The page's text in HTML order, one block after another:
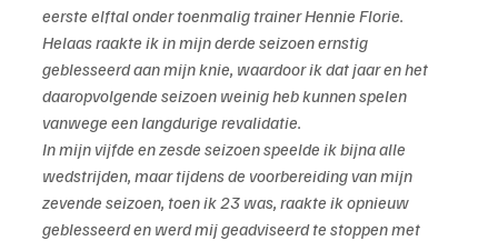
eerste elftal onder toenmalig trainer Hennie Florie.
Helaas raakte ik in mijn derde seizoen ernstig
geblesseerd aan mijn knie, waardoor ik dat jaar en het
daaropvolgende seizoen weinig heb kunnen spelen
vanwege een langdurige revalidatie.
In mijn vijfde en zesde seizoen speelde ik bijna alle
wedstrijden, maar tijdens de voorbereiding van mijn
zevende seizoen, toen ik 23 was, raakte ik opnieuw
geblesseerd en werd mij geadviseerd te stoppen met